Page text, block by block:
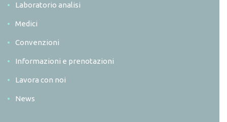
Laboratorio analisi
Medici
Convenzioni
Informazioni e prenotazioni
Lavora con noi
News